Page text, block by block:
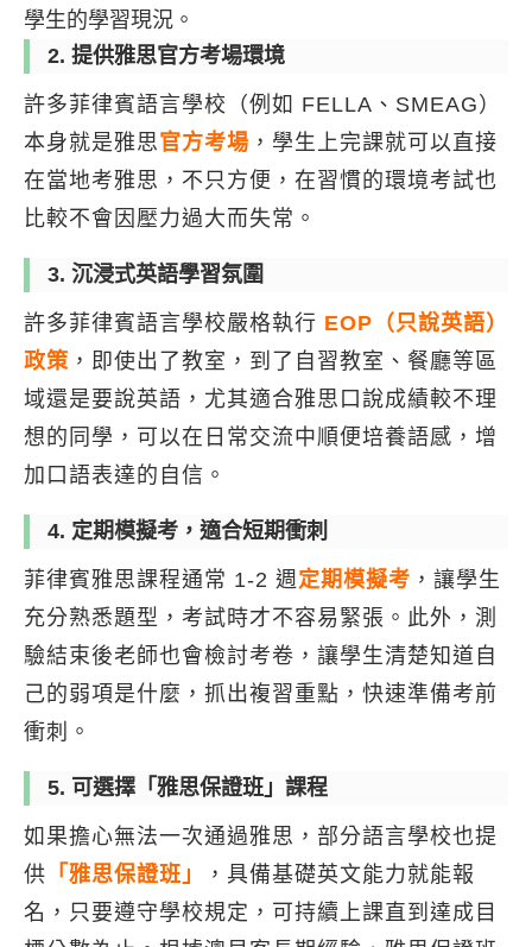
學生的學習現況。
2. 提供雅思官方考場環境
許多菲律賓語言學校（例如 FELLA、SMEAG）
本身就是雅思官方考場 ，學生上完課就可以直接
在當地考雅思，不只方便，在習慣的環境考試也
比較不會因壓力過大而失常。
3. 沉浸式英語學習氛圍
許多菲律賓語言學校嚴格執行 EOP（只說英語）
政策 ，即使出了教室，到了自習教室、餐廳等區
域還是要說英語，尤其適合雅思口說成績較不理
想的同學，可以在日常交流中順便培養語感，增
加口語表達的自信。
4. 定期模擬考，適合短期衝刺
菲律賓雅思課程通常 1-2 週定期模擬考 ，讓學生
充分熟悉題型，考試時才不容易緊張。此外，測
驗結束後老師也會檢討考卷，讓學生清楚知道自
己的弱項是什麼，抓出複習重點，快速準備考前
衝刺。
5. 可選擇「雅思保證班」課程
如果擔心無法一次通過雅思，部分語言學校也提
供 「雅思保證班」
，具備基礎英文能力就能報
名，只要遵守學校規定，可持續上課直到達成目